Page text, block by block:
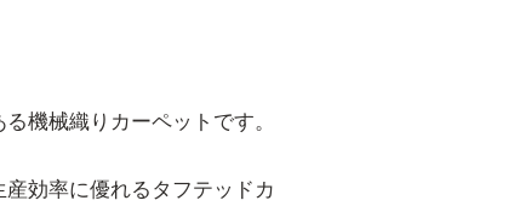
機械織りカーペットです。
効率に優れるタフテッドカ